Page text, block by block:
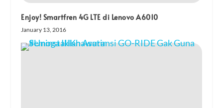
Enjoy! Smartfren 4G LTE di Lenovo A6010
January 13, 2016